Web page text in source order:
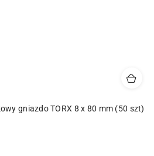
gniazdo TORX 8 x 80 mm (50 szt)